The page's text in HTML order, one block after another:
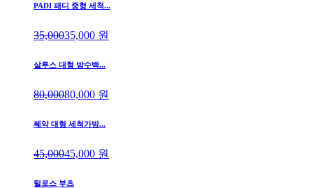
PADI 패디 중형 세척...
35,00035,000 원
살루스 대형 방수백...
80,00080,000 원
쎄악 대형 세척가방...
45,00045,000 원
틸로스 부츠